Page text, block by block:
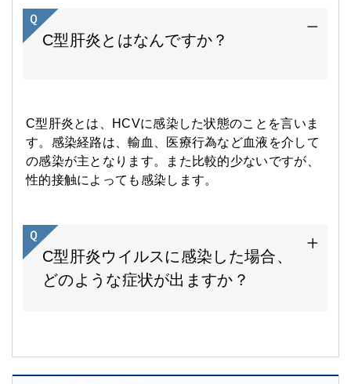
C型肝炎とはなんですか？
C型肝炎とは、HCVに感染した状態のことを言いま
す。感染経路は、輸血、医療行為など血液を介して
の感染が主となります。また比較的少ないですが、
性的接触によっても感染します。
C型肝炎ウイルスに感染した場合、
どのような症状が出ますか？